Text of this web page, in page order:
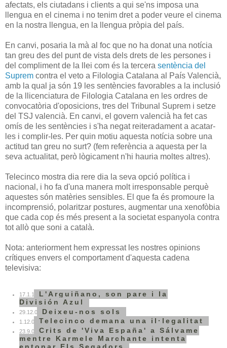
afectats, els ciutadans i clients a qui se'ns imposa una
llengua en el cinema i no tenim dret a poder veure el cinema
en la nostra llengua, en la llengua pròpia del país.
En canvi, posaria la mà al foc que no ha donat una notícia
tan greu des del punt de vista dels drets de les persones i
del compliment de la llei com és la tercera sentència del
Suprem contra el veto a Filologia Catalana al País Valencià,
amb la qual ja són 19 les sentències favorables a la inclusió
de la llicenciatura de Filologia Catalana en les ordres de
convocatòria d'oposicions, tres del Tribunal Suprem i setze
del TSJ valencià. En canvi, el govern valencià ha fet cas
omís de les sentències i s'ha negat reiteradament a acatar-
les i complir-les. Per quin motiu aquesta notícia sobre una
actitud tan greu no surt? (fem referència a aquesta per la
seva actualitat, però lògicament n'hi hauria moltes altres).
Telecinco mostra dia rere dia la seva opció política i
nacional, i ho fa d'una manera molt irresponsable perquè
aquestes són matèries sensibles. El que fa és promoure la
incomprensió, polaritzar postures, augmentar una xenofòbia
que cada cop és més present a la societat espanyola contra
tot allò que soni a català.
Nota: anteriorment hem expressat les nostres opinions
crítiques envers el comportament d'aquesta cadena
televisiva:
17.1.10
L'Arguiñano, son pare i la
División Azul
29.12.09 Deixeu-nos sols
1.12.09 Telecinco demana una il·legalitat
23.9.09 Crits de 'Viva España' a Sálvame
mentre Karmele Marchante intenta